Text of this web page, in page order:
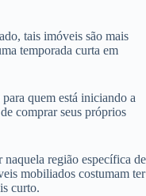
tais imóveis são mais
temporada curta em
quem está iniciando a
comprar seus próprios
região específica de
mobiliados costumam ter
curto.